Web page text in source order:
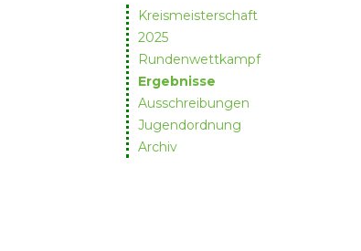
Kreismeisterschaft
2025
Rundenwettkampf
Ergebnisse
Ausschreibungen
Jugendordnung
Archiv